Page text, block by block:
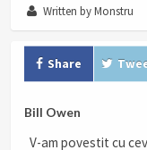
Written by Monstru
Share
Bill Owen
V-am povestit cu